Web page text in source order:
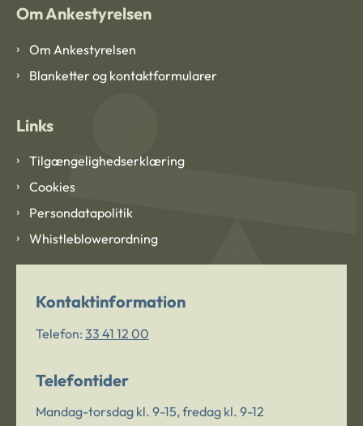
Om Ankestyrelsen
Om Ankestyrelsen
Blanketter og kontaktformularer
Links
Tilgængelighedserklæring
Cookies
Persondatapolitik
Whistleblowerordning
Kontaktinformation
Telefon: 33 41 12 00
Telefontider
Mandag-torsdag kl. 9-15, fredag kl. 9-12